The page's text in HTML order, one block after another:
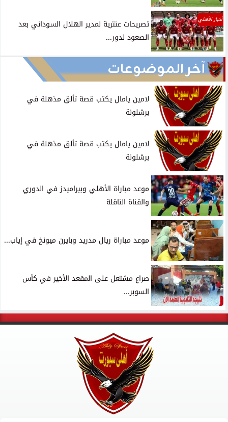
أخبار الأهلي
تصريحات عنترية لمدير الهلال السوداني بعد
الصعود لدور...
آخر الموضوعات
لامين يامال يكتب قصة تألق مذهلة في
برشلونة
لامين يامال يكتب قصة تألق مذهلة في
برشلونة
موعد مباراة الأهلي وبيراميدز في الدوري
والقناة الناقلة
موعد مباراة ريال مدريد وبايرن ميونخ في إياب...
صراع مشتعل على المقعد الأخير في كأس
السوبر...